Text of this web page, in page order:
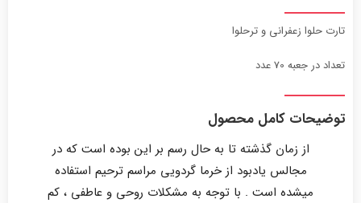
تارت حلوا زعفرانی و ترحلوا
تعداد در جعبه 70 عدد
توضیحات کامل محصول
از زمان گذشته تا به حال رسم بر این بوده است که در
مجالس یادبود از خرما گردویی مراسم ترحیم استفاده
میشده است . با توجه به مشکلات روحی و عاطفی ، کم